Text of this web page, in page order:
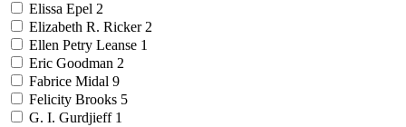
Elissa Epel 2
Elizabeth R. Ricker 2
Ellen Petry Leanse 1
Eric Goodman 2
Fabrice Midal 9
Felicity Brooks 5
G. I. Gurdjieff 1